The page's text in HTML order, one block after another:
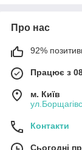
Про нас
92%
Працює з
м. Київ
Контакти
Сьогодні